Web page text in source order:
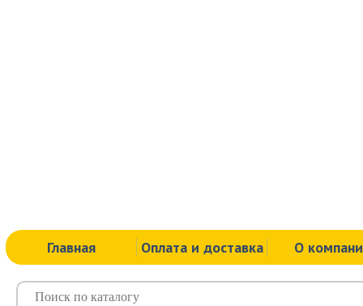
Главная Оплата и доставка О